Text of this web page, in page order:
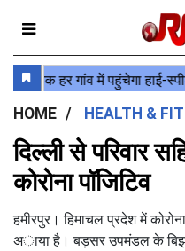
HOME HEALTH &
दिल्ली से परिवार
कोरोना पॉजिटिव
हमीरपुर। हिमाचल प्रदेश में
अाया है। बड़सर उपमंडल के